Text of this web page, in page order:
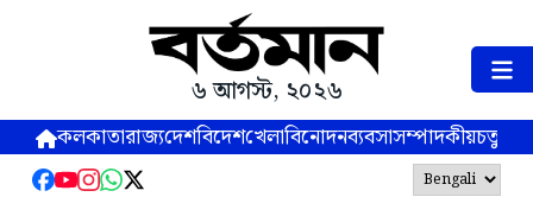
৬ আগস্ট, ২০২৬
কলকাতারাজ্যদেশবিদেশখেলাবিনোদনব্যবসাসম্পাদকীয়